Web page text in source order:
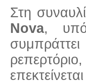
Στη
Nova,